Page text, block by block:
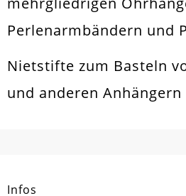
Perlenarmbändern und
Nietstifte zum Basteln
und anderen Anhängern
Infos